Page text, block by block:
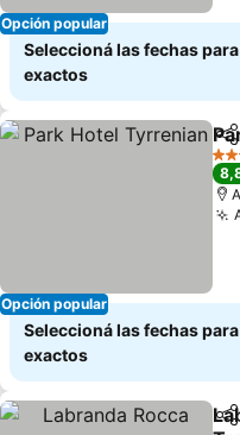
Opción popular
Seleccioná las fechas
exactos
Opción popular
4
Seleccioná las fechas
exactos